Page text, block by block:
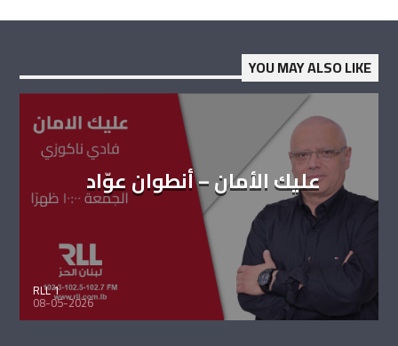
YOU MAY ALSO LIKE
عليك الأمان – أنطوان عوّاد
RLL 1
08-05-2026